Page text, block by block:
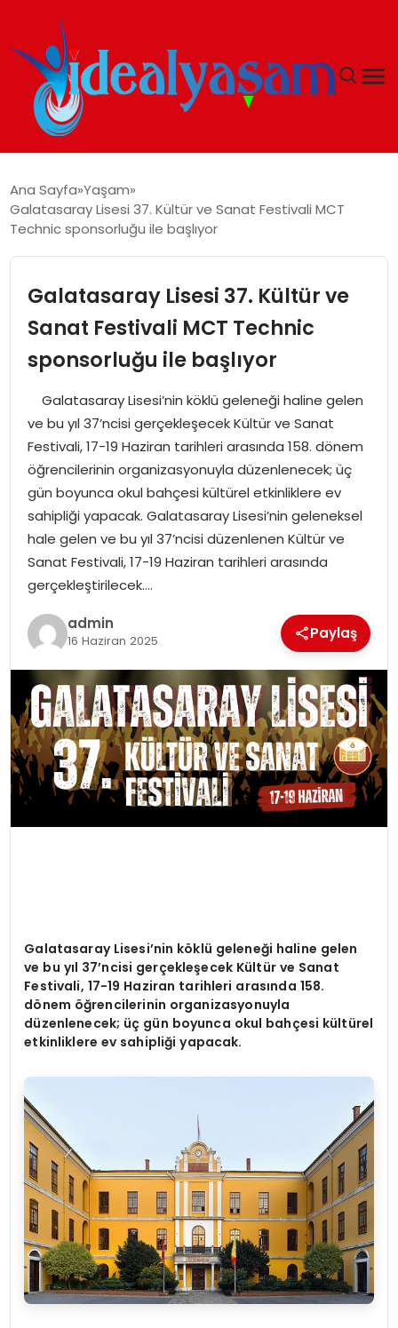
GÜNDEM
İDEAL SPOR
YAŞAM
MAGAZIN
SAĞLIK
SOSYAL HABER
Ana Sayfa Yaşam
Galatasaray Lisesi 37. Kültür ve Sanat Festivali MCT
Technic sponsorluğu ile başlıyor
Galatasaray Lisesi 37. Kültür ve
Sanat Festivali MCT Technic
sponsorluğu ile başlıyor
Galatasaray Lisesi’nin köklü geleneği haline gelen
ve bu yıl 37’ncisi gerçekleşecek Kültür ve Sanat
Festivali, 17-19 Haziran tarihleri arasında 158. dönem
öğrencilerinin organizasyonuyla düzenlenecek; üç
gün boyunca okul bahçesi kültürel etkinliklere ev
sahipliği yapacak. Galatasaray Lisesi’nin geleneksel
hale gelen ve bu yıl 37’ncisi düzenlenen Kültür ve
Sanat Festivali, 17-19 Haziran tarihleri arasında
gerçekleştirilecek….
admin
16 Haziran 2025 Paylaş
Galatasaray Lisesi’nin köklü geleneği haline gelen
ve bu yıl 37’ncisi gerçekleşecek Kültür ve Sanat
Festivali, 17-19 Haziran tarihleri arasında 158.
dönem öğrencilerinin organizasyonuyla
düzenlenecek; üç gün boyunca okul bahçesi kültürel
etkinliklere ev sahipliği yapacak.